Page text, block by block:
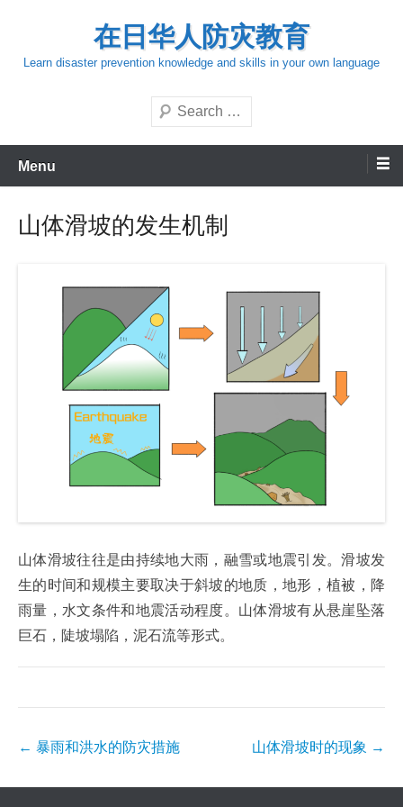
content
在日华人防灾教育
Learn disaster prevention knowledge and skills in your own language
Search
Menu
山体滑坡的发生机制
山体滑坡往往是由持续地大雨，融雪或地震引发。滑坡发
生的时间和规模主要取决于斜坡的地质，地形，植被，降
雨量，水文条件和地震活动程度。山体滑坡有从悬崖坠落
巨石，陡坡塌陷，泥石流等形式。
Post
← 暴雨和洪水的防灾措施 山体滑坡时的现象 →